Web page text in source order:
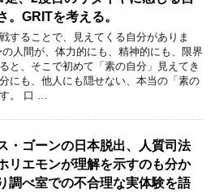
。GRITを考える。
することで、見えてくる自分がありま
人間が、体力的にも、精神的にも、限界
と、そこで初めて「素の自分」見えてき
にも、他人にも隠せない、本当の「素の
。 口 …
・ゴーンの日本脱出、人質司法
リエモンが理解を示すのも分か
調べ室での不合理な実体験を語